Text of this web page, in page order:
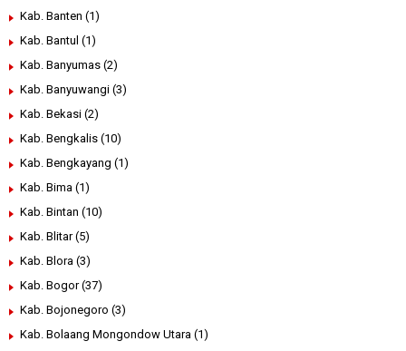
Kab. Banten (1)
Kab. Bantul (1)
Kab. Banyumas (2)
Kab. Banyuwangi (3)
Kab. Bekasi (2)
Kab. Bengkalis (10)
Kab. Bengkayang (1)
Kab. Bima (1)
Kab. Bintan (10)
Kab. Blitar (5)
Kab. Blora (3)
Kab. Bogor (37)
Kab. Bojonegoro (3)
Kab. Bolaang Mongondow Utara (1)